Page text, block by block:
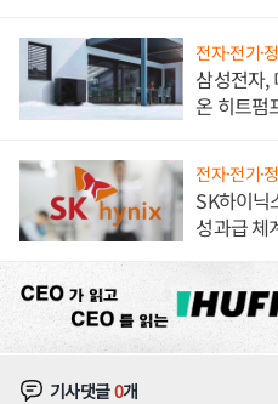
전자·전기·
삼성전자,
온 히트펌
전자·전기·
SK하이닉
성과급 체
기사댓글0개